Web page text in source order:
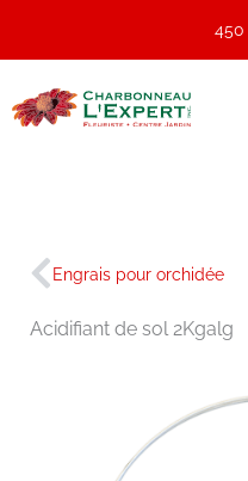
contenu
450
Précédent
Engrais pour orchidée
Acidifiant de sol 2Kgalg